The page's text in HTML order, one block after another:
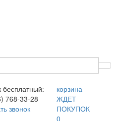
бесплатный:
768-33-28
звонок
корзина
ЖДЕТ
ПОКУПОК
0